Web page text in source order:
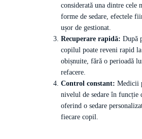
considerată una dintre cele
forme de sedare, efectele
ușor de gestionat.
Recuperare rapidă: După
copilul poate reveni rapid
obișnuite, fără o perioadă
refacere.
Control constant: Medicii
nivelul de sedare în funcție
oferind o sedare
fiecare copil.